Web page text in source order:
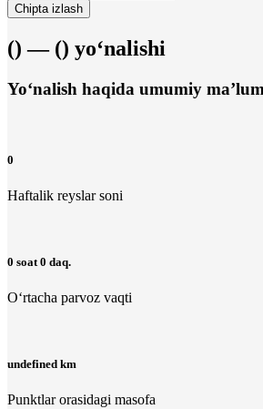
Chipta izlash
() — () yo‘nalishi
Yo‘nalish haqida umumiy
0
Haftalik reyslar soni
0 soat 0 daq.
O‘rtacha parvoz vaqti
undefined km
Punktlar orasidagi masofa